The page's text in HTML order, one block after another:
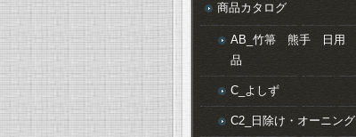
商品カタログ
AB_竹箒 熊手 日用
品
C_よしず
C2_日除け・オーニング